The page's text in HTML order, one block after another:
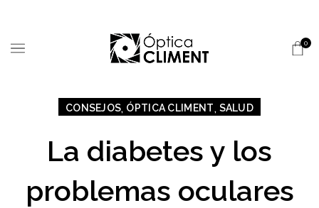
0
CONSEJOS, ÓPTICA CLIMENT, SALUD
La diabetes y los
problemas oculares